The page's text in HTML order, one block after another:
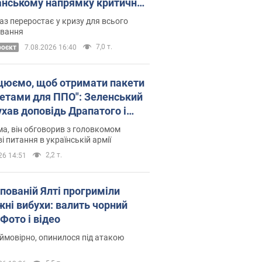
напрямку критичний
як це вдалося
переростає у кризу для всього
7.08.2026 16:40 7,0 т.
щоб отримати пакети
для ППО": Зеленський
доповідь Драпатого і
нові кроки
він обговорив з головкомом
питання в українській армії
14:51 2,2 т.
Ялті прогриміли
вибухи: валить чорний
і відео
опинилося під атакою